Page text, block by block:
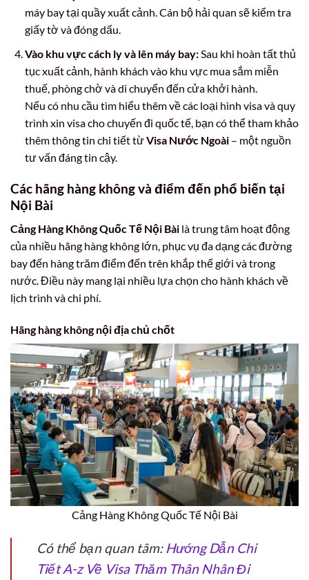
máy bay tại quầy xuất cảnh. Cán bộ hải quan sẽ kiểm tra
giấy tờ và đóng dấu.
Vào khu vực cách ly và lên máy bay:Sau khi hoàn tất thủ
tục xuất cảnh, hành khách vào khu vực mua sắm miễn
thuế, phòng chờ và di chuyển đến cửa khởi hành.
Nếu có nhu cầu tìm hiểu thêm về các loại hình visa và quy
trình xin visa cho chuyến đi quốc tế, bạn có thể tham khảo
thêm thông tin chi tiết từVisa Nước Ngoài– một nguồn
tư vấn đáng tin cậy.
Các hãng hàng không và điểm đến phổ biến tại
Nội Bài
Cảng Hàng Không Quốc Tế Nội Bài là trung tâm hoạt động
của nhiều hãng hàng không lớn, phục vụ đa dạng các đường
bay đến hàng trăm điểm đến trên khắp thế giới và trong
nước. Điều này mang lại nhiều lựa chọn cho hành khách về
lịch trình và chi phí.
Hãng hàng không nội địa chủ chốt
Cảng Hàng Không Quốc Tế Nội Bài
Có thể bạn quan tâm: Hướng Dẫn Chi
Tiết A-z Về Visa Thăm Thân Nhân Đi